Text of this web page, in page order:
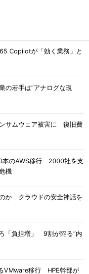
Copilotが「効く業務」と
の若手は“アナログな現
サムウェア被害に 復旧費
本のAWS移行 2000社を支
機
か クラウドの安全神話を
「負担増」 9割が陥る“内
VMware移行 HPE幹部が